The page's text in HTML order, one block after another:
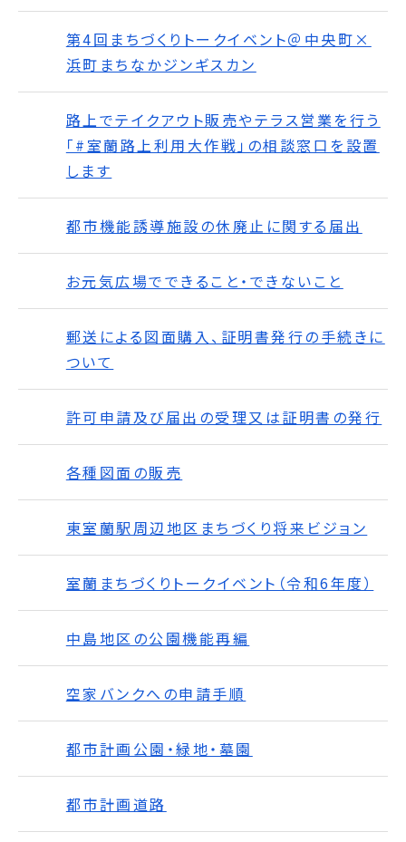
第4回まちづくりトークイベント＠中央町×
浜町まちなかジンギスカン
路上でテイクアウト販売やテラス営業を行う
「#室蘭路上利用大作戦」の相談窓口を設置
します
都市機能誘導施設の休廃止に関する届出
お元気広場でできること・できないこと
郵送による図面購入、証明書発行の手続きに
ついて
許可申請及び届出の受理又は証明書の発行
各種図面の販売
東室蘭駅周辺地区まちづくり将来ビジョン
室蘭まちづくりトークイベント（令和6年度）
中島地区の公園機能再編
空家バンクへの申請手順
都市計画公園・緑地・墓園
都市計画道路